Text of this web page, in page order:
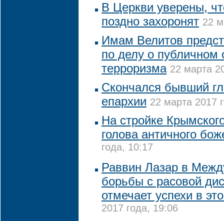
В Церкви уверены,
поздно захоронят 22
Имам Велитов
по делу о публичном
терроризма 22 марта
Скончался бывший
епархии 22 марта 2017
На стройке
голова античного
года, 10:17
Раввин Лазар в
борьбы с расовой
отмечает успехи в
2017 года, 19:06